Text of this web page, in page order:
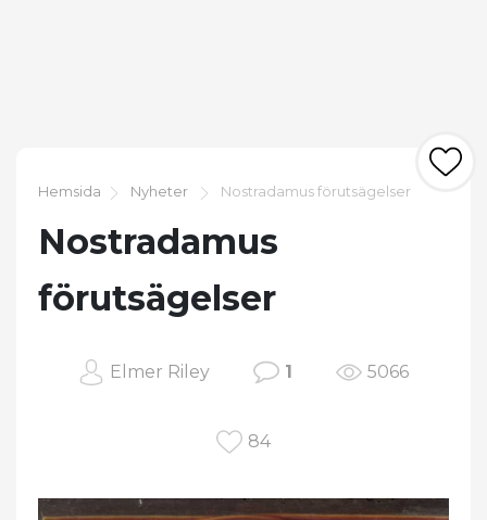
Hemsida Nyheter Nostradamus förutsägelser
Nostradamus
förutsägelser
Elmer Riley 1 5066
84